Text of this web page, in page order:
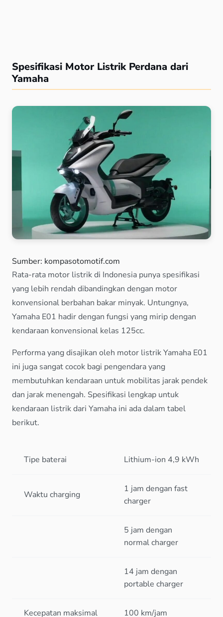
Spesifikasi Motor Listrik Perdana dari
Yamaha
Sumber: kompasotomotif.com
Rata-rata motor listrik di Indonesia punya spesifikasi
yang lebih rendah dibandingkan dengan motor
konvensional berbahan bakar minyak. Untungnya,
Yamaha E01 hadir dengan fungsi yang mirip dengan
kendaraan konvensional kelas 125cc.
Performa yang disajikan oleh motor listrik Yamaha E01
ini juga sangat cocok bagi pengendara yang
membutuhkan kendaraan untuk mobilitas jarak pendek
dan jarak menengah. Spesifikasi lengkap untuk
kendaraan listrik dari Yamaha ini ada dalam tabel
berikut.
Tipe baterai Lithium-ion 4,9 kWh
Waktu charging
1 jam dengan fast
charger
5 jam dengan
normal charger
14 jam dengan
portable charger
Kecepatan maksimal 100 km/jam